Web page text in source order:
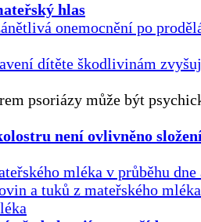
hlas
onemocnění po
dítěte škodlivinám
psoriázy může být
není ovlivněno
mléka v průběhu dne
a tuků z mateřského